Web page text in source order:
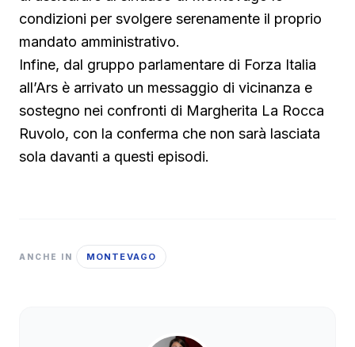
condizioni per svolgere serenamente il proprio
mandato amministrativo.
Infine, dal gruppo parlamentare di Forza Italia
all’Ars è arrivato un messaggio di vicinanza e
sostegno nei confronti di Margherita La Rocca
Ruvolo, con la conferma che non sarà lasciata
sola davanti a questi episodi.
ANCHE IN MONTEVAGO